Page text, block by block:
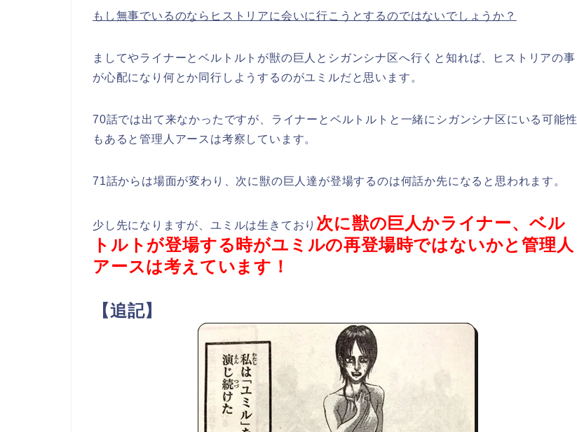
もし無事でいるのならヒストリアに会いに行こうとするのではないでしょうか？
ましてやライナーとベルトルトが獣の巨人とシガンシナ区へ行くと知れば、ヒストリアの事
が心配になり何とか同行しようするのがユミルだと思います。
70話では出て来なかったですが、ライナーとベルトルトと一緒にシガンシナ区にいる可能性
もあると管理人アースは考察しています。
71話からは場面が変わり、次に獣の巨人達が登場するのは何話か先になると思われます。
少し先になりますが、ユミルは生きており 次に獣の巨人かライナー、ベル
トルトが登場する時がユミルの再登場時ではないかと管理人
アースは考えています！
【追記】